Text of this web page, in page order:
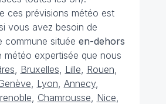
ces prévisions météo est
vous avez besoin de
commune située en-dehors
météo expertisée que nous
, Bruxelles, Lille, Rouen,
, Lyon, Annecy,
, Chamrousse, Nice,